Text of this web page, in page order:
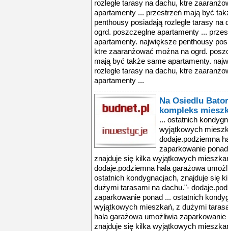
rozległe tarasy na dachu, ktre
apartamenty ... przestrzeń mają być
penthousy posiadają rozległe tarasy
ogrd. poszczeglne apartamenty ...
apartamenty. największe penthousy
ktre zaaranżować można na ogrd.
mają być także same apartamenty.
rozległe tarasy na dachu, ktre
apartamenty ...
Na Osiedlu
kompleks
... ostatnich
wyjątkowych
dodaje.podziemna
zaparkowanie
znajduje się kilka wyjątkowych
dodaje.podziemna hala garażowa
ostatnich kondygnacjach, znajduje się
dużymi tarasami na dachu."-
zaparkowanie ponad ... ostatnich
wyjątkowych mieszkań, z dużymi
hala garażowa umożliwia
znajduje się kilka wyjątkowych